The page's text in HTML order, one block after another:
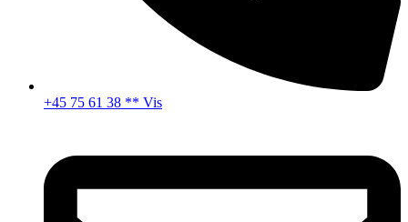
+45 75 61 38 ** Vis